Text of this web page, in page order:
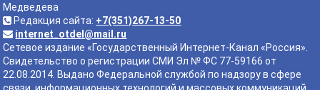
Медведева
Редакция сайта: +7(351)267-13-50
internet_otdel@mail.ru
Сетевое издание «Государственный Интернет-Канал «Россия».
Свидетельство о регистрации СМИ Эл № ФС 77-59166 от
22.08.2014. Выдано Федеральной службой по надзору в сфере
связи, информационных технологий и массовых коммуникаций.